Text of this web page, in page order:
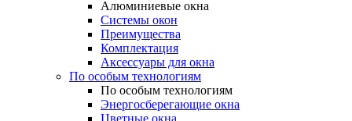
Алюминиевые окна
Системы окон
Преимущества
Комплектация
Аксессуары для окна
По особым технологиям
По особым технологиям
Энергосберегающие окна
Цветные окна